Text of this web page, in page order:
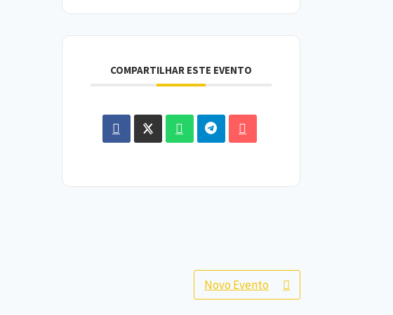
COMPARTILHAR ESTE EVENTO
Novo Evento